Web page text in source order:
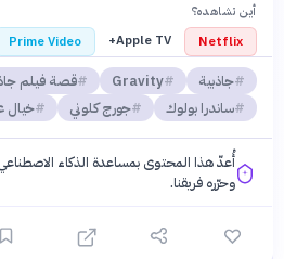
أين تشاهده؟
Netflix
Apple TV+
Prime Video
جاذبية Gravity قصة فيلم
ساندرا بولوك
جورج كلوني خيال
أُعدّ هذا المحتوى بمساعدة الذكاء
وحرّره فريقنا.